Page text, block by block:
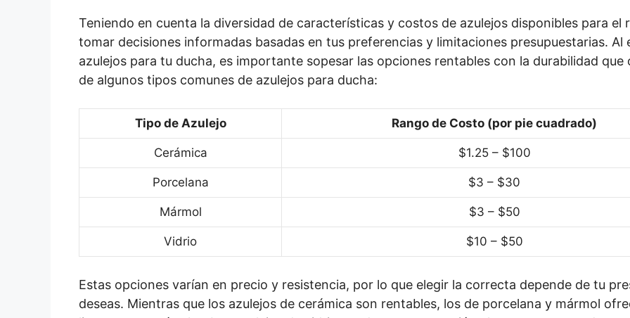
Teniendo en cuenta la diversidad de características y costos de azulejos disponibles para el
tomar decisiones informadas basadas en tus preferencias y limitaciones presupuestarias.
azulejos para tu ducha, es importante sopesar las opciones rentables con la durabilidad
de algunos tipos comunes de azulejos para ducha:
Tipo de Azulejo Rango de Costo (por pie cuadrado)
Cerámica $1.25 – $100
Porcelana $3 – $30
Mármol $3 – $50
Vidrio $10 – $50
Estas opciones varían en precio y resistencia, por lo que elegir la correcta depende de tu
deseas. Mientras que los azulejos de cerámica son rentables, los de porcelana y mármol